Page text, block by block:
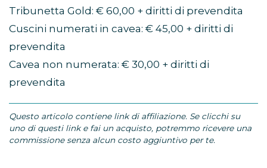
Tribunetta Gold: € 60,00 + diritti di prevendita
Cuscini numerati in cavea: € 45,00 + diritti di
prevendita
Cavea non numerata: € 30,00 + diritti di
prevendita
Questo articolo contiene link di affiliazione. Se clicchi su
uno di questi link e fai un acquisto, potremmo ricevere una
commissione senza alcun costo aggiuntivo per te.